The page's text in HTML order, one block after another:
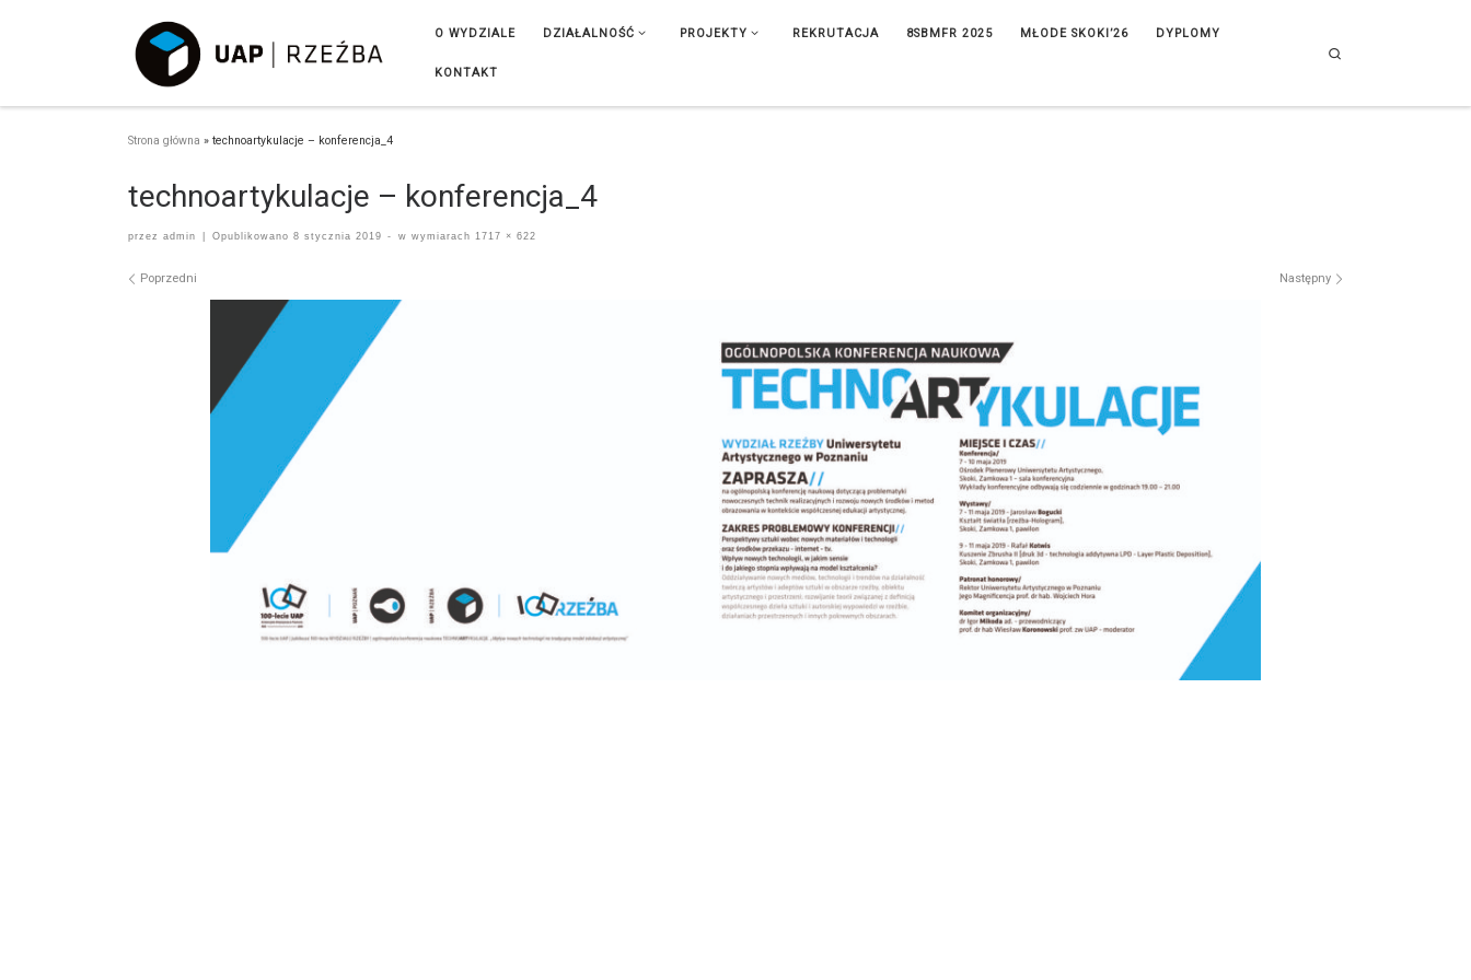
O WYDZIALE DZIAŁALNOŚĆ PROJEKTY REKRUTACJA 8SBMFR 2025 MŁODE SKOKI’26 DYPLOMY
KONTAKT
Strona główna » technoartykulacje – konferencja_4
technoartykulacje – konferencja_4
przez admin Opublikowano 8 stycznia 2019 - w wymiarach 1717 × 622
Nawigacja po obrazach
Poprzedni Następny